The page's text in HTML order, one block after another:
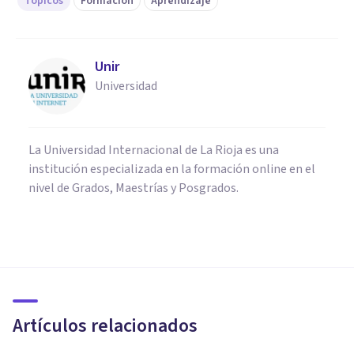
Unir
Universidad
La Universidad Internacional de La Rioja es una
institución especializada en la formación online en el
nivel de Grados, Maestrías y Posgrados.
Artículos relacionados
Psicología